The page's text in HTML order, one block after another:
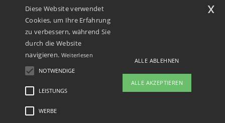
Unsere Paketzusteller
Rechtliche Hinweise
Diese Website verwendet
Cookies, um Ihre Erfahrung
zu verbessern, während Sie
durch die Website
navigieren. Weiterlesen
NOTWENDIGE
LEISTUNGS
WERBE
ALLE ABLEHNEN
ALLE AKZEPTIEREN
x